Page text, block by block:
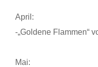
April:
-„Goldene Flammen“
Mai: